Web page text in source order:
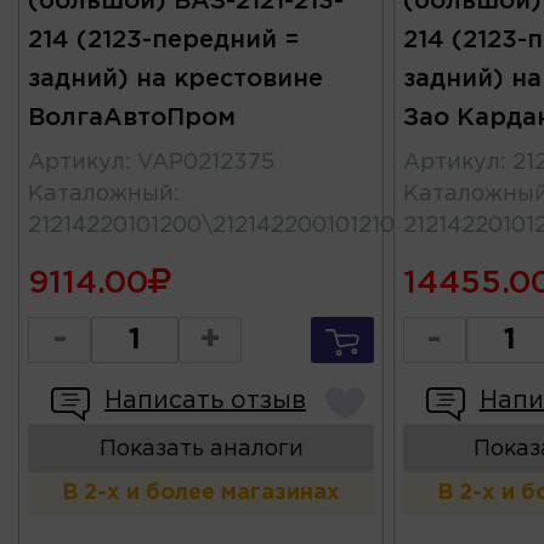
214 (2123-передний =
задний) на крестовине
ВолгаАвтоПром
Артикул : VAP0212375
Каталожный :
9114.00
- +
Написать отзыв
Показать аналоги
В 2-х и более магазинах
214 (2123-
задний)
Зао
Артикул :
-
В 2-х и